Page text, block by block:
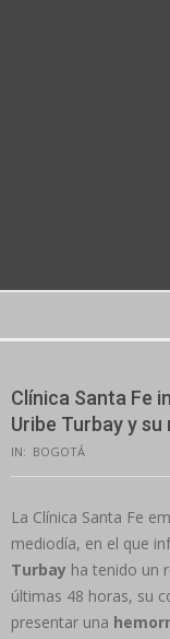
Clínica Santa Fe
Uribe Turbay y
IN: BOGOTÁ
La Clínica Santa Fe
mediodía, en el que
Turbay ha tenido un
últimas 48 horas, su
presentar una